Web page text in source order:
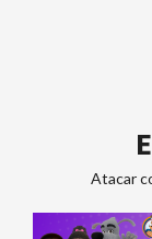
Atacar